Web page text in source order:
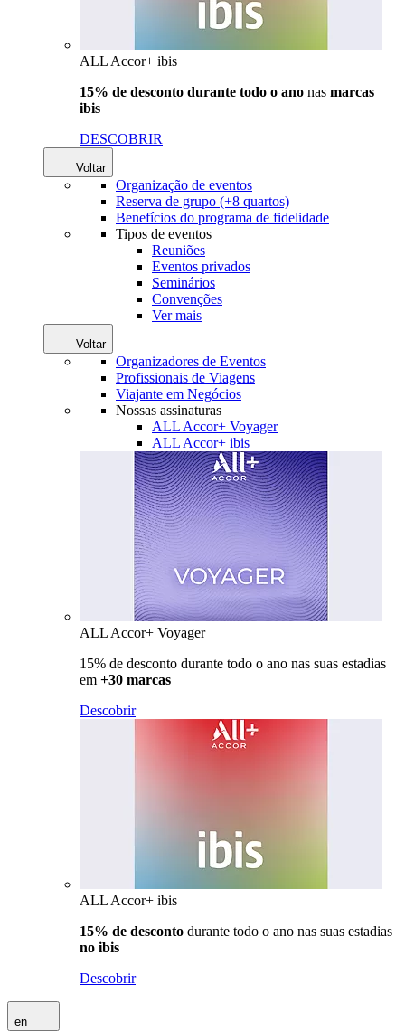
ALL Accor+ ibis
15% de desconto durante todo o ano nas marcas
ibis
DESCOBRIR
Voltar
Organização de eventos
Reserva de grupo (+8 quartos)
Benefícios do programa de fidelidade
Tipos de eventos
Reuniões
Eventos privados
Seminários
Convenções
Ver mais
Voltar
Organizadores de Eventos
Profissionais de Viagens
Viajante em Negócios
Nossas assinaturas
ALL Accor+ Voyager
ALL Accor+ ibis
ALL Accor+ Voyager
15% de desconto durante todo o ano nas suas estadias
em +30 marcas
Descobrir
ALL Accor+ ibis
15% de desconto durante todo o ano nas suas estadias
no ibis
Descobrir
en